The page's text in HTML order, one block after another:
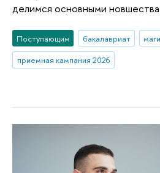
делимся основными
Поступающим бакалавриат
приемная кампания 2026